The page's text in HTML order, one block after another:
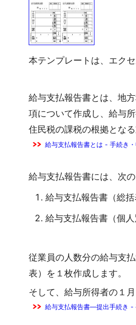
本テンプレートは、エク
給与支払報告書とは、地
項について作成し、給与
住民税の課税の根拠となる
給与支払報告書とは - 手続き
給与支払報告書には、次
給与支払報告書（総括
給与支払報告書（個人
従業員の人数分の給与支
表）を１枚作成します。
そして、給与所得者の１
給与支払報告書―提出手続き -